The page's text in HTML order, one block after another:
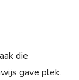
die
gave plek.